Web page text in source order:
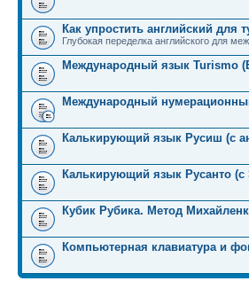
Как упростить английский для
Глубокая переделка английского для
Международный язык Turismo
Международный
Калькирующий язык Русиш (с
Калькирующий язык Русанто (с
Кубик Рубика. Метод
Компьютерная клавиатура и